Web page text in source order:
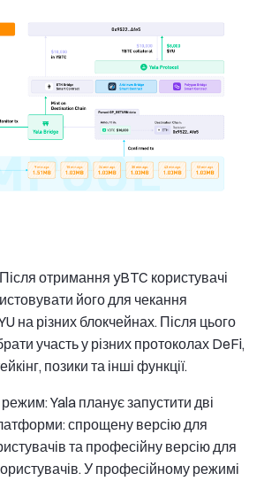
отримання yBTC користувачі
його для чекання
на різних блокчейнах. Після цього
участь у різних протоколах DeFi,
позики та інші функції.
Yala планує запустити дві
спрощену версію для
та професійну версію для
У професійному режимі